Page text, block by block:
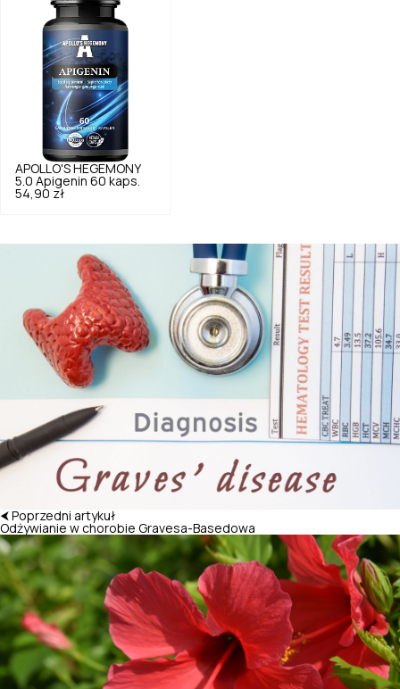
APOLLO'S HEGEMONY
5.0 Apigenin 60 kaps.
54,90 zł
⮜ Poprzedni artykuł
Odżywianie w chorobie Gravesa-Basedowa